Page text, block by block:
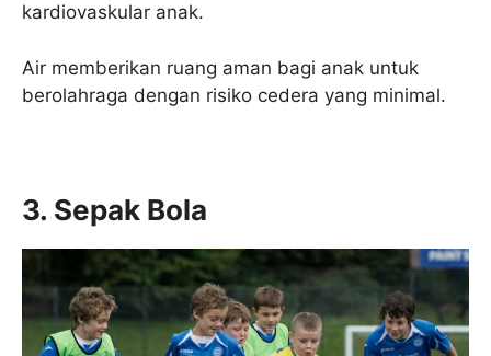
kardiovaskular anak.
Air memberikan ruang aman bagi anak untuk
berolahraga dengan risiko cedera yang minimal.
3. Sepak Bola